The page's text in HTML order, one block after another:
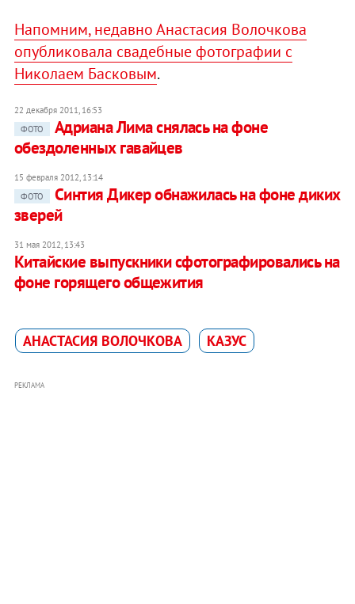
Напомним, недавно Анастасия Волочкова
опубликовала свадебные фотографии с
Николаем Басковым.
22 декабря 2011, 16:53
ФОТО
Адриана Лима снялась на фоне
обездоленных гавайцев
15 февраля 2012, 13:14
ФОТО
Синтия Дикер обнажилась на фоне диких
зверей
31 мая 2012, 13:43
Китайские выпускники сфотографировались на
фоне горящего общежития
АНАСТАСИЯ ВОЛОЧКОВА КАЗУС
РЕКЛАМА